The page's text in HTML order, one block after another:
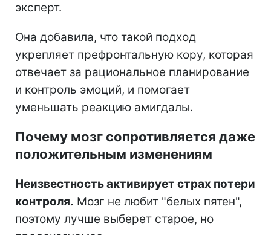
эксперт.
Она добавила, что такой подход
укрепляет префронтальную кору, которая
отвечает за рациональное планирование
и контроль эмоций, и помогает
уменьшать реакцию амигдалы.
Почему мозг сопротивляется даже
положительным изменениям
Неизвестность активирует страх потери
контроля. Мозг не любит "белых пятен",
поэтому лучше выберет старое, но